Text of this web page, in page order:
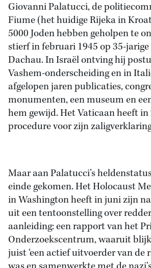
Giovanni Palatucci, de
Fiume (het huidige Rijeka in
5000 Joden hebben geholpen te
stierf in februari 1945 op 35-
Dachau. In Israël ontving hij
Vashem-onderscheiding en in
afgelopen jaren publicaties,
monumenten, een museum en
hem gewijd. Het Vaticaan heeft in
procedure voor zijn
Maar aan Palatucci’s
einde gekomen. Het Holocaust
in Washington heeft in juni zijn
uit een tentoonstelling over
aanleiding: een rapport van het
Onderzoekscentrum, waaruit
juist ‘een actief uitvoerder van de